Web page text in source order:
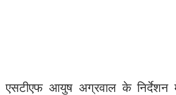
एसटीएफ आयुष अग्रवाल के